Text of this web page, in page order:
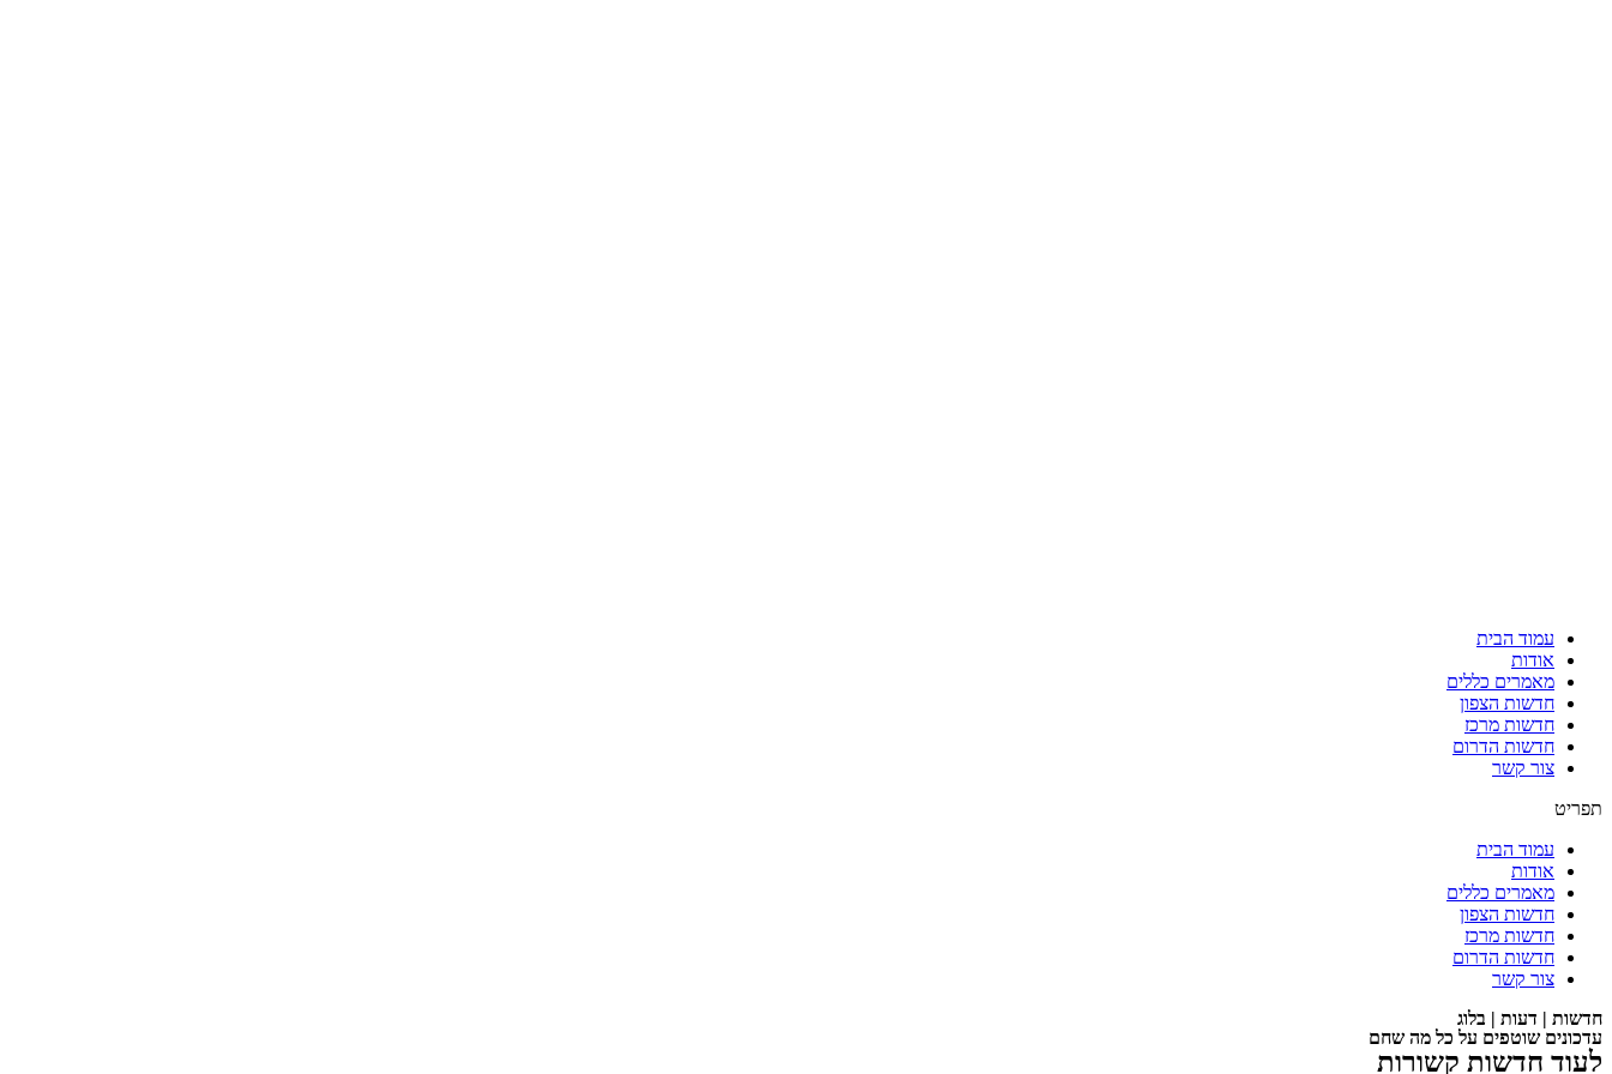
עמוד הבית
אודות
מאמרים כללים
חדשות הצפון
חדשות מרכז
חדשות הדרום
צור קשר
תפריט
עמוד הבית
אודות
מאמרים כללים
חדשות הצפון
חדשות מרכז
חדשות הדרום
צור קשר
חדשות | דעות | בלוג
עדכונים שוטפים על כל מה שחם
לעוד חדשות קשורות